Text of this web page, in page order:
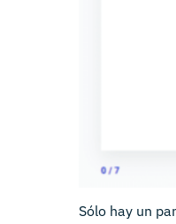
Sólo hay un